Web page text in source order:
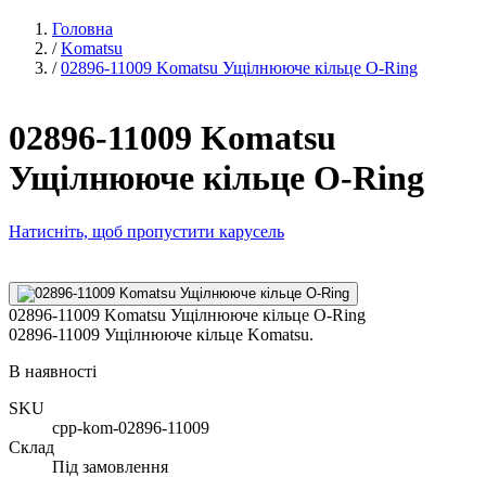
Головна
/ Komatsu
/ 02896-11009 Komatsu Ущілнююче кільце O-Ring
02896-11009 Komatsu
Ущілнююче кільце O-Ring
Натисніть, щоб пропустити карусель
02896-11009 Komatsu Ущілнююче кільце O-Ring
02896-11009 Ущілнююче кільце Komatsu.
В наявності
SKU
cpp-kom-02896-11009
Склад
Під замовлення